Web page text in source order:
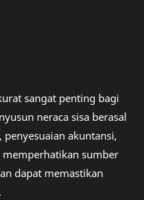
sangat penting bagi
neraca sisa berasal
akuntansi,
sumber
dapat memastikan